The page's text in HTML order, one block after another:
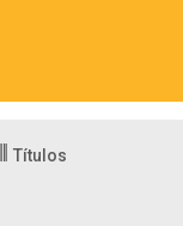
Títulos